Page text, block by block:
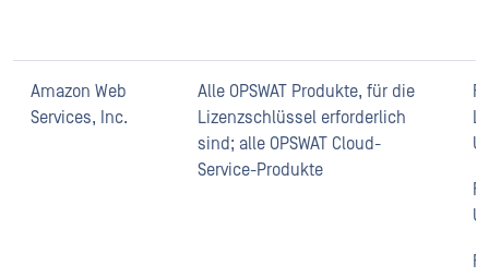
Amazon Web
Services, Inc.
Alle OPSWAT Produkte, für die
Lizenzschlüssel erforderlich
sind; alle OPSWAT Cloud-
Service-Produkte